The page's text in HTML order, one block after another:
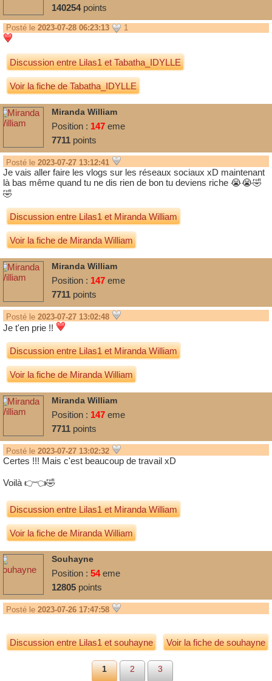
140254points
Posté le 2023-07-28 06:23:13 1
Discussion entreLilas1etTabatha_IDYLLE
Voir la fiche de Tabatha_IDYLLE
Miranda William
Position : 147 eme
7711 points
Posté le 2023-07-27 13:12:41
Je vais aller faire les vlogs sur les réseaux sociaux xD maintenant
là bas même quand tu ne dis rien de bon tu deviens riche 😭😭🤣
🤣
Discussion entreLilas1etMiranda William
Voir la fiche de Miranda William
Miranda William
Position : 147 eme
7711 points
Posté le 2023-07-27 13:02:48
Je t'en prie !!
Discussion entreLilas1etMiranda William
Voir la fiche de Miranda William
Miranda William
Position : 147 eme
7711 points
Posté le 2023-07-27 13:02:32
Certes !!! Mais c'est beaucoup de travail xD
Voilà 👉👈🤣
Discussion entreLilas1etMiranda William
Voir la fiche de Miranda William
Souhayne
Position : 54eme
12805 points
Posté le 2023-07-26 17:47:58
Discussion entreLilas1etsouhayne Voir la fiche de souhayne
1 2 3